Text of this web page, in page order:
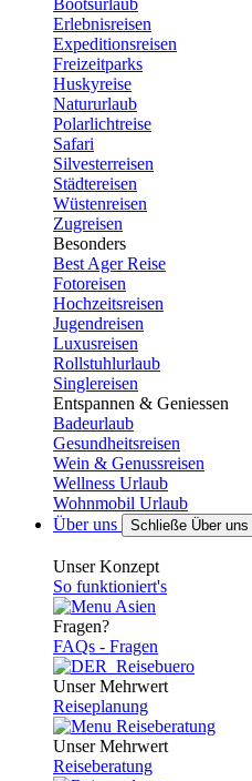
Bootsurlaub
Erlebnisreisen
Expeditionsreisen
Freizeitparks
Huskyreise
Natururlaub
Polarlichtreise
Safari
Silvesterreisen
Städtereisen
Wüstenreisen
Zugreisen
Besonders
Best Ager Reise
Fotoreisen
Hochzeitsreisen
Jugendreisen
Luxusreisen
Rollstuhlurlaub
Singlereisen
Entspannen & Geniessen
Badeurlaub
Gesundheitsreisen
Wein & Genussreisen
Wellness Urlaub
Wohnmobil Urlaub
Über uns
Schließe Über uns
Unser Konzept
So funktioniert's
Fragen?
FAQs - Fragen
Unser Mehrwert
Reiseplanung
Unser Mehrwert
Reiseberatung